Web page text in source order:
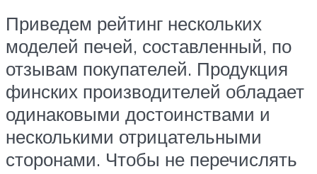
Приведем рейтинг нескольких
моделей печей, составленный, по
отзывам покупателей. Продукция
финских производителей обладает
одинаковыми достоинствами и
несколькими отрицательными
сторонами. Чтобы не перечислять